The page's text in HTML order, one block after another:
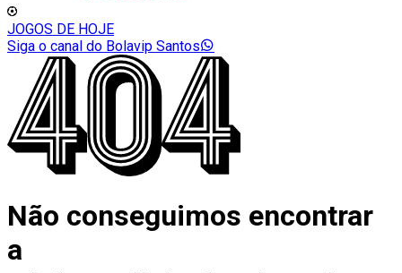
JOGOS DE HOJE
Siga o canal do Bolavip Santos
Não conseguimos encontrar
a